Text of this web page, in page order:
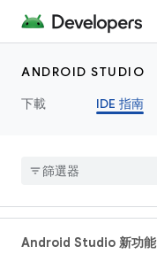
ANDROID STUDIO
下載
IDE 指南
Android Studio 新功能